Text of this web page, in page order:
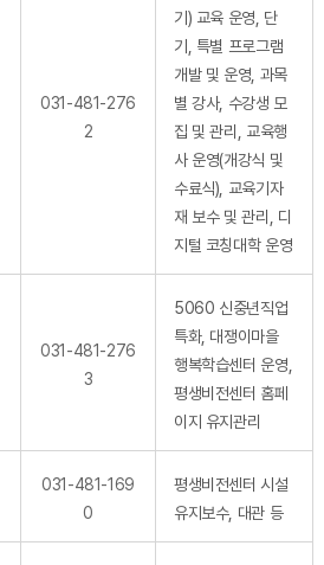
031-481-276
2
기) 교육 운영, 단
기, 특별 프로그램
개발 및 운영, 과목
별 강사, 수강생 모
집 및 관리, 교육행
사 운영(개강식 및
수료식), 교육기자
재 보수 및 관리, 디
지털 코칭대학 운영
031-481-276
3
5060 신중년직업
특화, 대쟁이마을
행복학습센터 운영,
평생비전센터 홈페
이지 유지관리
031-481-169
0
평생비전센터 시설
유지보수, 대관 등